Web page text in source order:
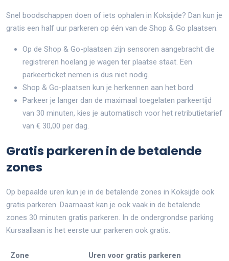
Snel boodschappen doen of iets ophalen in Koksijde? Dan kun je
gratis een half uur parkeren op één van de Shop & Go plaatsen.
Op de Shop & Go-plaatsen zijn sensoren aangebracht die
registreren hoelang je wagen ter plaatse staat. Een
parkeerticket nemen is dus niet nodig.
Shop & Go-plaatsen kun je herkennen aan het bord
Parkeer je langer dan de maximaal toegelaten parkeertijd
van 30 minuten, kies je automatisch voor het retributietarief
van € 30,00 per dag.
Gratis parkeren in de betalende
zones
Op bepaalde uren kun je in de betalende zones in Koksijde ook
gratis parkeren. Daarnaast kan je ook vaak in de betalende
zones 30 minuten gratis parkeren. In de ondergrondse parking
Kursaallaan is het eerste uur parkeren ook gratis.
Zone Uren voor gratis parkeren